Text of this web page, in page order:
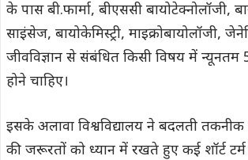
के पास बी.फार्मा, बीएससी बायोटेक्नोलॉजी,
साइंसेज, बायोकेमिस्ट्री, माइक्रोबायोलॉजी,
जीवविज्ञान से संबंधित किसी विषय में
होने चाहिए।
इसके अलावा विश्वविद्यालय ने बदलती
की जरूरतों को ध्यान में रखते हुए कई शॉर्ट टर्म